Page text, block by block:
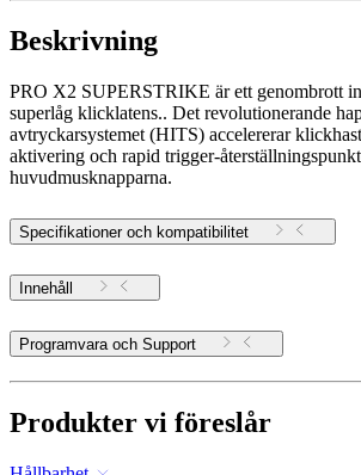
Beskrivning
PRO X2 SUPERSTRIKE är ett genombrott
superlåg klicklatens.. Det revolutionerande
avtryckarsystemet (HITS) accelererar
aktivering och rapid trigger-
huvudmusknapparna.
Specifikationer och kompatibilitet
Innehåll
Programvara och Support
Produkter vi föreslår